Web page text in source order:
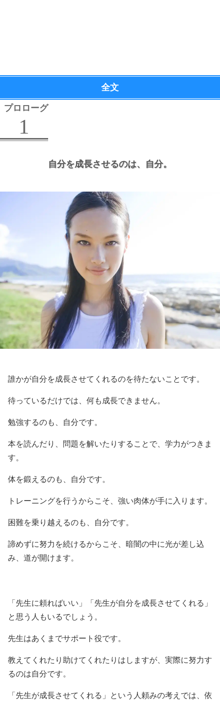
全文
プロローグ
1
自分を成長させるのは、 自分。
誰かが自分を成長させてくれるのを待たないことです。
待っているだけでは、何も成長できません。
勉強するのも、自分です。
本を読んだり、問題を解いたりすることで、学力がつきま
す。
体を鍛えるのも、自分です。
トレーニングを行うからこそ、強い肉体が手に入ります。
困難を乗り越えるのも、自分です。
諦めずに努力を続けるからこそ、暗闇の中に光が差し込
み、道が開けます。
「先生に頼ればいい」「先生が自分を成長させてくれる」
と思う人もいるでしょう。
先生はあくまでサポート役です。
教えてくれたり助けてくれたりはしますが、実際に努力す
るのは自分です。
「先生が成長させてくれる」という人頼みの考えでは、依